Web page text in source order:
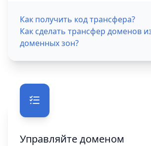
Как получить код трансфера?
Как сделать трансфер доменов
доменных зон?
Управляйте доменом